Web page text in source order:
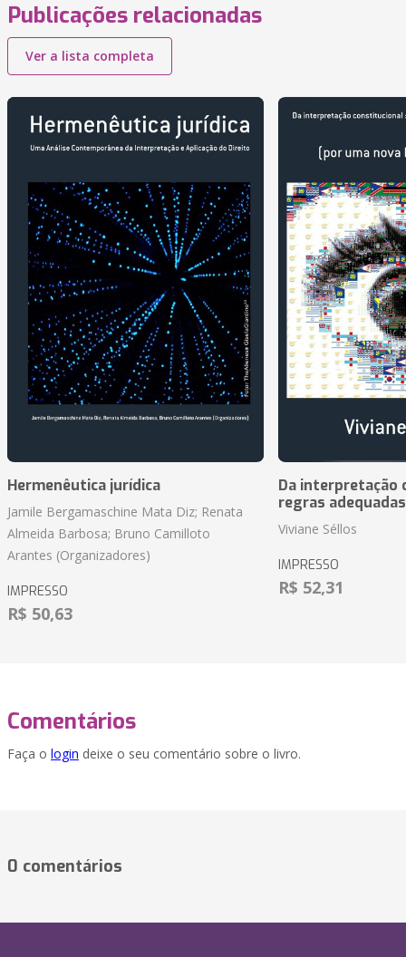
Publicações relacionadas
Ver a lista completa
Hermenêutica jurídica
Jamile Bergamaschine Mata Diz; Renata
Almeida Barbosa; Bruno Camilloto
Arantes (Organizadores)
IMPRESSO
R$ 50,63
Da interpretação
regras
Viviane Séllos
IMPRESSO
R$ 52,31
Comentários
Faça o login deixe o seu comentário sobre o livro.
0 comentários